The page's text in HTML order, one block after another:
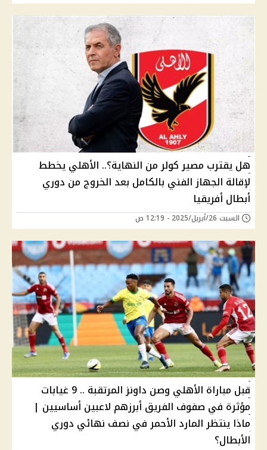
هل يقترب مصير كولر من النهاية؟.. الأهلي يخطط
لإقالة الجهاز الفني بالكامل بعد الخروج من دوري
أبطال أفريقيا
السبت 26/أبريل/2025 - 12:19 ص
قبل مباراة الأهلي وصن داونز المرتقبة .. 9 غيابات
مؤثرة في صفوف الفريق أبرزهم لاعبين أساسيين |
ماذا ينتظر المارد الأحمر في نصف نهائي دوري
الأبطال؟